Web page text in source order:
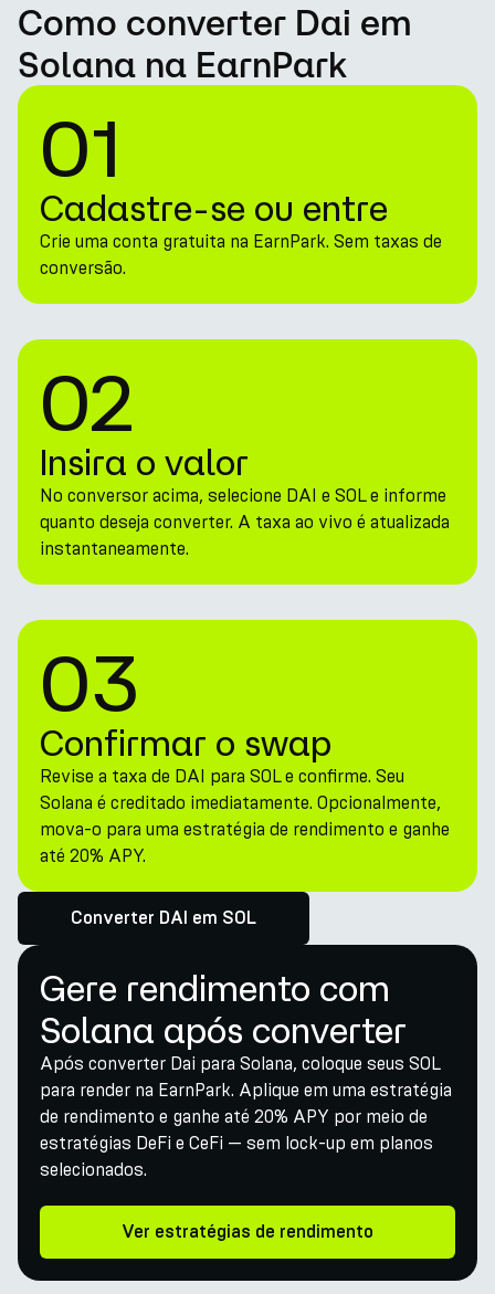
Como converter Dai em
Solana na EarnPark
01
Cadastre-se ou entre
Crie uma conta gratuita na EarnPark. Sem taxas de
conversão.
02
Insira o valor
No conversor acima, selecione DAI e SOL e informe
quanto deseja converter. A taxa ao vivo é atualizada
instantaneamente.
03
Confirmar o swap
Revise a taxa de DAI para SOL e confirme. Seu
Solana é creditado imediatamente. Opcionalmente,
mova-o para uma estratégia de rendimento e ganhe
até 20% APY.
Converter DAI em SOL
Gere rendimento com
Solana após converter
Após converter Dai para Solana, coloque seus SOL
para render na EarnPark. Aplique em uma estratégia
de rendimento e ganhe até 20% APY por meio de
estratégias DeFi e CeFi — sem lock-up em planos
selecionados.
Ver estratégias de rendimento